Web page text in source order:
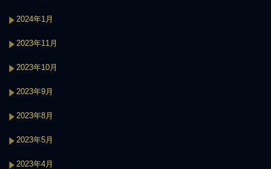
2024年1月
2023年11月
2023年10月
2023年9月
2023年8月
2023年5月
2023年4月